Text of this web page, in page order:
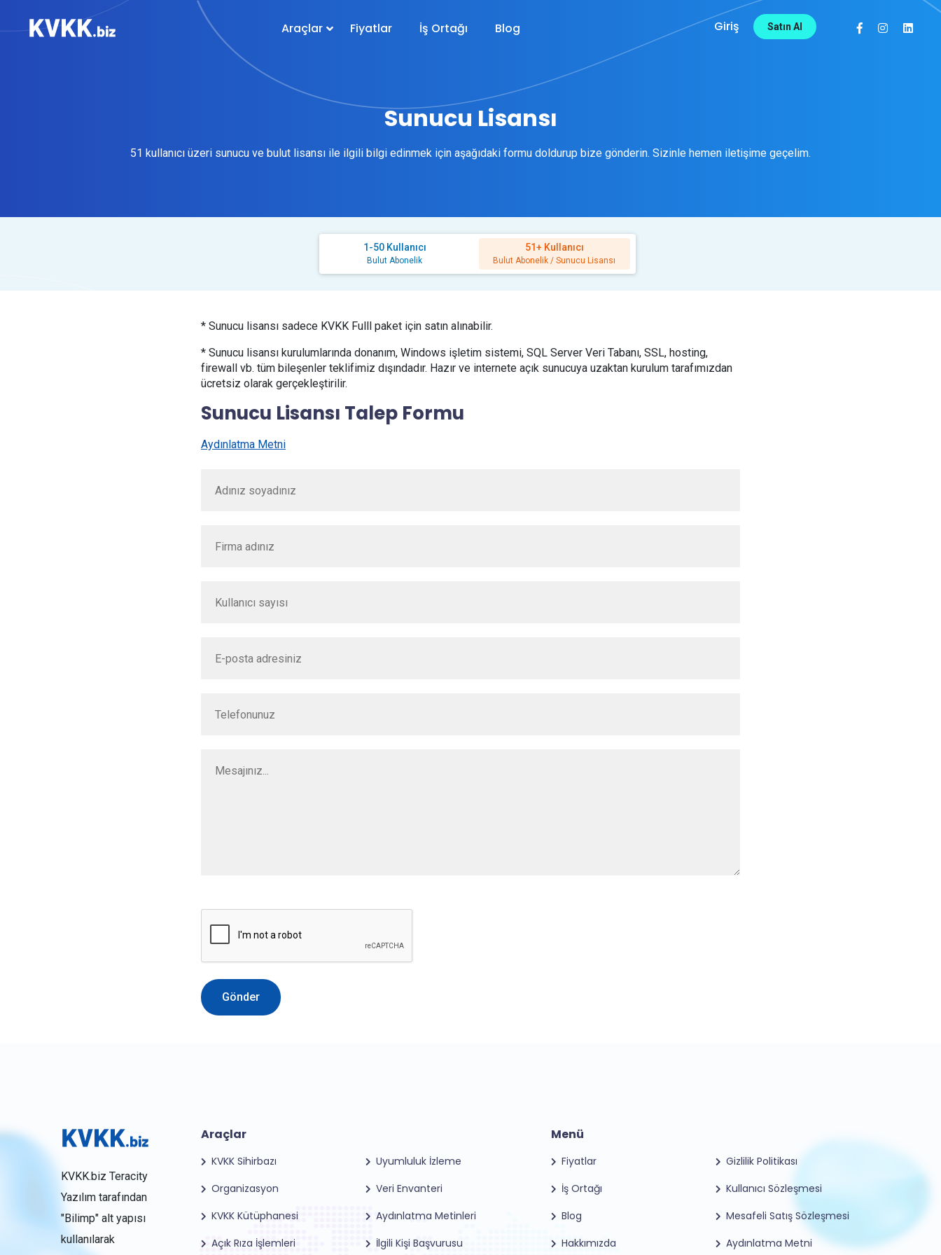
Araçlar Fiyatlar İş Ortağı Blog Satın Al
Giriş
Sunucu Lisansı
51 kullanıcı üzeri sunucu ve bulut lisansı ile ilgili bilgi edinmek için aşağıdaki formu doldurup bize gönderin. Sizinle hemen iletişime geçelim.
1-50 Kullanıcı
Bulut Abonelik
51+ Kullanıcı
Bulut Abonelik / Sunucu Lisansı
* Sunucu lisansı sadece KVKK Fulll paket için satın alınabilir.
* Sunucu lisansı kurulumlarında donanım, Windows işletim sistemi, SQL Server Veri Tabanı, SSL, hosting,
firewall vb. tüm bileşenler teklifimiz dışındadır. Hazır ve internete açık sunucuya uzaktan kurulum tarafımızdan
ücretsiz olarak gerçekleştirilir.
Sunucu Lisansı Talep Formu
Aydınlatma Metni
Gönder
KVKK.biz Teracity
Yazılım tarafından
"Bilimp" alt yapısı
kullanılarak
Araçlar
KVKK Sihirbazı
Uyumluluk İzleme
Organizasyon
Veri Envanteri
KVKK Kütüphanesi
Aydınlatma Metinleri
Açık Rıza İşlemleri
İlgili Kişi Başvurusu
Menü
Fiyatlar
Gizlilik Politikası
İş Ortağı
Kullanıcı Sözleşmesi
Blog
Mesafeli Satış Sözleşmesi
Hakkımızda
Aydınlatma Metni